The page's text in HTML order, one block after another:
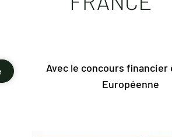
Avec le concours financier
Européenne